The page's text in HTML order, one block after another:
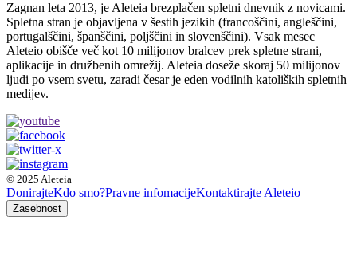
Zagnan leta 2013, je Aleteia brezplačen spletni dnevnik z novicami.
Spletna stran je objavljena v šestih jezikih (francoščini, angleščini,
portugalščini, španščini, poljščini in slovenščini). Vsak mesec
Aleteio obišče več kot 10 milijonov bralcev prek spletne strani,
aplikacije in družbenih omrežij. Aleteia doseže skoraj 50 milijonov
ljudi po vsem svetu, zaradi česar je eden vodilnih katoliških spletnih
medijev.
© 2025 Aleteia
DonirajteKdo smo?Pravne infomacijeKontaktirajte Aleteio
Zasebnost